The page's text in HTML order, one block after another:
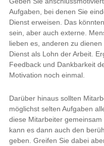
Aufgaben, bei denen Sie
Dienst erweisen. Das
sein, aber auch externe.
lieben es, anderen zu
Dienst als Lohn der Arbeit.
Feedback und Dankbarkeit
Motivation noch einmal.
Darüber hinaus sollten
möglichst selten Aufgaben
diese Mitarbeiter
kann es dann auch den
geben. Greifen Sie dabei